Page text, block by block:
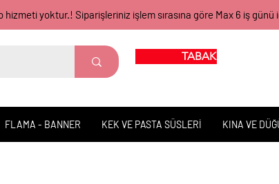
yoktur.! Siparişleriniz işlem sırasına göre Max 6 iş
TABAK BARDAK
FLAMA - BANNER KEK VE PASTA SÜSLERİ KINA VE